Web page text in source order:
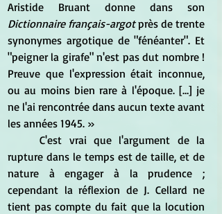
Dictionnaire français-argot près de trente
synonymes argotique de "fénéanter". Et
"peigner la girafe" n'est pas dut nombre !
Preuve que l'expression était inconnue,
ou au moins bien rare à l'époque. […] je
ne l'ai rencontrée dans aucun texte avant
les années 1945. »
	C'est vrai que l'argument de la
rupture dans le temps est de taille, et de
nature à engager à la prudence ;
cependant la réflexion de J. Cellard ne
tient pas compte du fait que la locution